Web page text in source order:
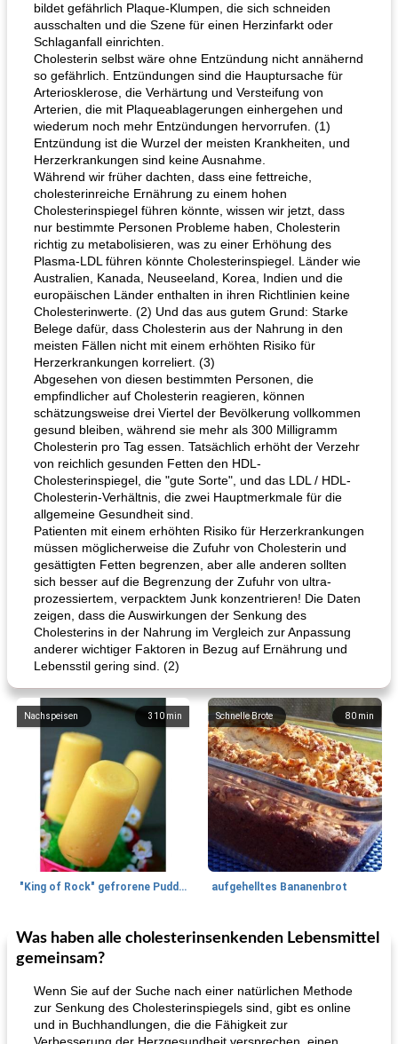
bildet gefährlich Plaque-Klumpen, die sich schneiden
ausschalten und die Szene für einen Herzinfarkt oder
Schlaganfall einrichten.
Cholesterin selbst wäre ohne Entzündung nicht annähernd
so gefährlich. Entzündungen sind die Hauptursache für
Arteriosklerose, die Verhärtung und Versteifung von
Arterien, die mit Plaqueablagerungen einhergehen und
wiederum noch mehr Entzündungen hervorrufen. (1)
Entzündung ist die Wurzel der meisten Krankheiten, und
Herzerkrankungen sind keine Ausnahme.
Während wir früher dachten, dass eine fettreiche,
cholesterinreiche Ernährung zu einem hohen
Cholesterinspiegel führen könnte, wissen wir jetzt, dass
nur bestimmte Personen Probleme haben, Cholesterin
richtig zu metabolisieren, was zu einer Erhöhung des
Plasma-LDL führen könnte Cholesterinspiegel. Länder wie
Australien, Kanada, Neuseeland, Korea, Indien und die
europäischen Länder enthalten in ihren Richtlinien keine
Cholesterinwerte. (2) Und das aus gutem Grund: Starke
Belege dafür, dass Cholesterin aus der Nahrung in den
meisten Fällen nicht mit einem erhöhten Risiko für
Herzerkrankungen korreliert. (3)
Abgesehen von diesen bestimmten Personen, die
empfindlicher auf Cholesterin reagieren, können
schätzungsweise drei Viertel der Bevölkerung vollkommen
gesund bleiben, während sie mehr als 300 Milligramm
Cholesterin pro Tag essen. Tatsächlich erhöht der Verzehr
von reichlich gesunden Fetten den HDL-
Cholesterinspiegel, die "gute Sorte", und das LDL / HDL-
Cholesterin-Verhältnis, die zwei Hauptmerkmale für die
allgemeine Gesundheit sind.
Patienten mit einem erhöhten Risiko für Herzerkrankungen
müssen möglicherweise die Zufuhr von Cholesterin und
gesättigten Fetten begrenzen, aber alle anderen sollten
sich besser auf die Begrenzung der Zufuhr von ultra-
prozessiertem, verpacktem Junk konzentrieren! Die Daten
zeigen, dass die Auswirkungen der Senkung des
Cholesterins in der Nahrung im Vergleich zur Anpassung
anderer wichtiger Faktoren in Bezug auf Ernährung und
Lebensstil gering sind. (2)
310 min
Nachspeisen
"King of Rock" gefrorene Pudding Pops
80 min
Schnelle Brote
aufgehelltes Bananenbrot
27min
Mittagessen / Snacks 50min
Potluck Desserts
Was haben alle cholesterinsenkenden Lebensmittel
gemeinsam?
Wenn Sie auf der Suche nach einer natürlichen Methode
zur Senkung des Cholesterinspiegels sind, gibt es online
und in Buchhandlungen, die die Fähigkeit zur